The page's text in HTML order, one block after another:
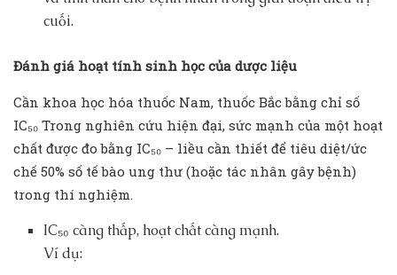
cuối.
Đánh giá hoạt tính sinh học của dược liệu
Cần khoa học hóa thuốc Nam, thuốc Bắc bằng chỉ số
IC₅₀ Trong nghiên cứu hiện đại, sức mạnh của một hoạt
chất được đo bằng IC₅₀ – liều cần thiết để tiêu diệt/ức
chế 50% số tế bào ung thư (hoặc tác nhân gây bệnh)
trong thí nghiệm.
IC₅₀ càng thấp, hoạt chất càng mạnh.
Ví dụ: